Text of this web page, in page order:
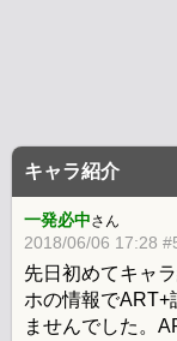
キャラ紹介
一発必中さん
2018/06/06 17:28
先日初めてキャ
ホの情報でART+
ませんでした。